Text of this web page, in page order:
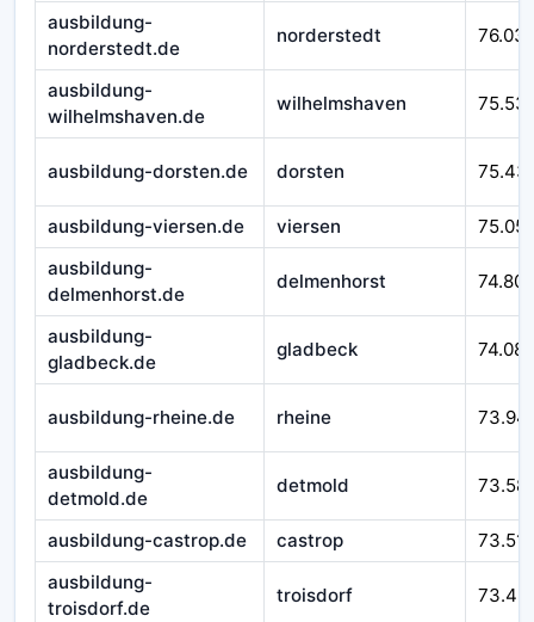
ausbildung-
norderstedt.de
norderstedt
ausbildung-
wilhelmshaven.de
wilhelmshaven
ausbildung-dorsten.de dorsten
ausbildung-viersen.de viersen
ausbildung-
delmenhorst.de
delmenhorst
ausbildung-
gladbeck.de
gladbeck 74.086
ausbildung-rheine.de rheine
ausbildung-
detmold.de
detmold
ausbildung-castrop.de castrop
73.518
ausbildung-
troisdorf.de
troisdorf